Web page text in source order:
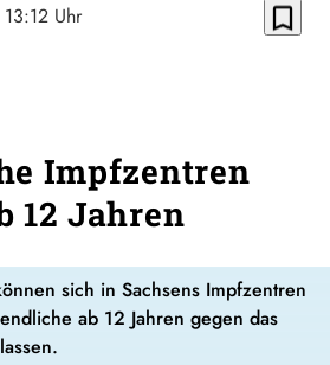
Uhr bookmark_border
Impfzentren
12 Jahren
sich in Sachsens Impfzentren
ab 12 Jahren gegen das